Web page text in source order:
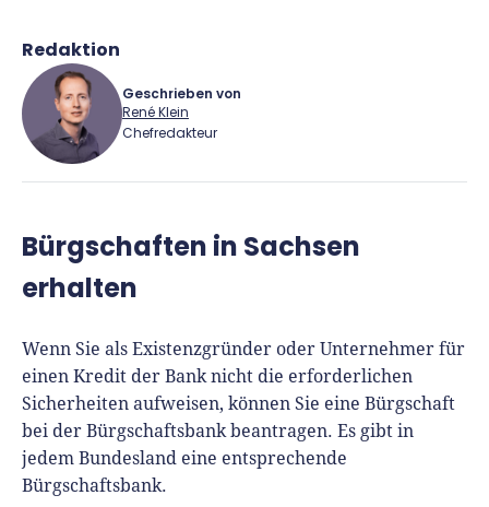
Vergleiche
Steuerberatung
Software
Deals
Redaktion
Geschrieben von
René Klein
Chefredakteur
Für-Gründer.de Redaktion
Seit 2010 ist René als Gründer von Für-
Gründerlandschaft. Seine Mission:
Gründerinnen und Gründern praxisnahe
Inhalte und echte Insights an die Hand zu
geben. Das tut er als Chefredakteur,
Podcast-Host, Webinar-Moderator und auf
unserem YouTube-Kanal.
Bürgschaften in Sachsen
erhalten
Wenn Sie als Existenzgründer oder Unternehmer für
einen Kredit der Bank nicht die erforderlichen
Sicherheiten aufweisen, können Sie eine Bürgschaft
bei der Bürgschaftsbank beantragen. Es gibt in
jedem Bundesland eine entsprechende
Bürgschaftsbank.